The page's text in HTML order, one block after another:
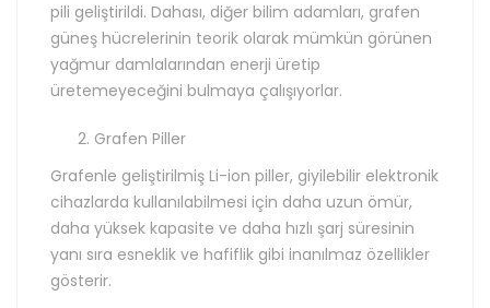
pili geliştirildi. Dahası, diğer bilim adamları, grafen
güneş hücrelerinin teorik olarak mümkün görünen
yağmur damlalarından enerji üretip
üretemeyeceğini bulmaya çalışıyorlar.
Grafen Piller
Grafenle geliştirilmiş Li-ion piller, giyilebilir elektronik
cihazlarda kullanılabilmesi için daha uzun ömür,
daha yüksek kapasite ve daha hızlı şarj süresinin
yanı sıra esneklik ve hafiflik gibi inanılmaz özellikler
gösterir.